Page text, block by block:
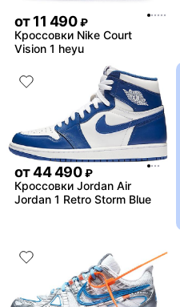
от11 490 ₽
Кроссовки Nike Court
Vision 1 heyu
от44 490 ₽
Кроссовки Jordan Air
Jordan 1 Retro Storm Blue